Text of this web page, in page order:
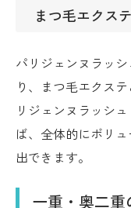
まつ毛エクス
パリジェンヌラッ
り、まつ毛エクス
リジェンヌラッシ
ば、全体的にボリ
出できます。
一重・奥二